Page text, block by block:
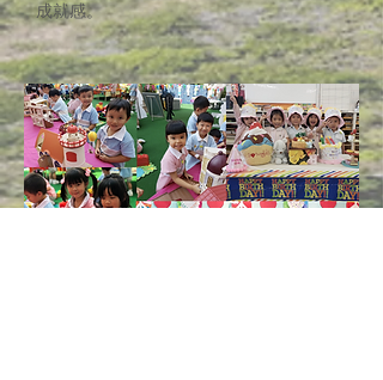
成就感。